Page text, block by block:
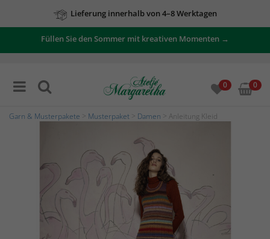
Lieferung innerhalb von 4–8 Werktagen
Füllen Sie den Sommer mit kreativen Momenten →
0 0
Garn & Musterpakete Musterpaket Damen > Anleitung Kleid